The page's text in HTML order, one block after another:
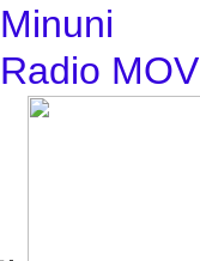
Minuni
Radio MOV